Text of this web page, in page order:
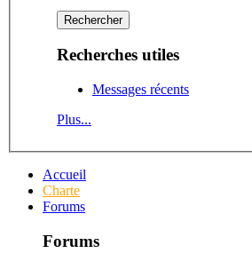
Recherches utiles
Messages récents
Plus...
Accueil
Charte
Forums
Forums